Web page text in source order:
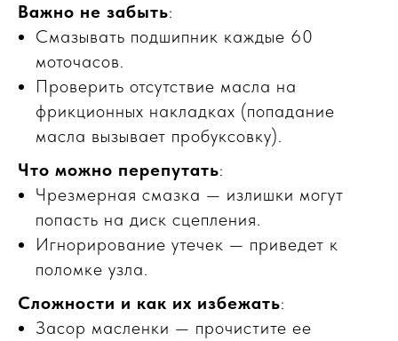
Важно не забыть:
Смазывать подшипник каждые 60
моточасов.
Проверить отсутствие масла на
фрикционных накладках (попадание
масла вызывает пробуксовку).
Что можно перепутать:
Чрезмерная смазка — излишки могут
попасть на диск сцепления.
Игнорирование утечек — приведет к
поломке узла.
Сложности и как их избежать:
Засор масленки — прочистите ее